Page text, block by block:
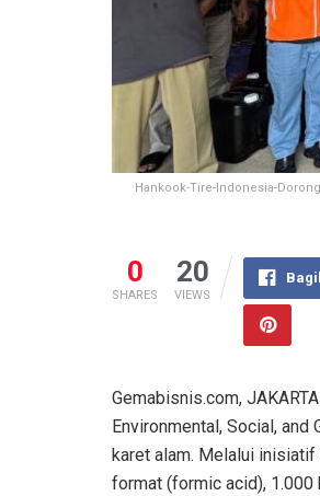
Hankook-Tire-Indonesia-
0
SHARES
20
VIEWS
Gemabisnis.com,
Environmental, Social, and
karet alam. Melalui inisiatif
format (formic acid), 1.000